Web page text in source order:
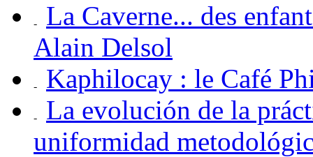
La Caverne... des
Alain Delsol
Kaphilocay : le Café
La evolución de la
uniformidad